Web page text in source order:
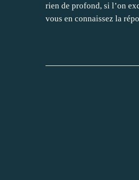
rien de profond, si l’on
vous en connaissez la